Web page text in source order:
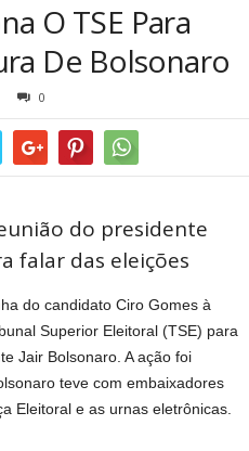
O TSE Para
De Bolsonaro
0
do presidente
falar das eleições
do candidato Ciro Gomes à
Superior Eleitoral (TSE) para
Jair Bolsonaro. A ação foi
teve com embaixadores
Eleitoral e as urnas eletrônicas.